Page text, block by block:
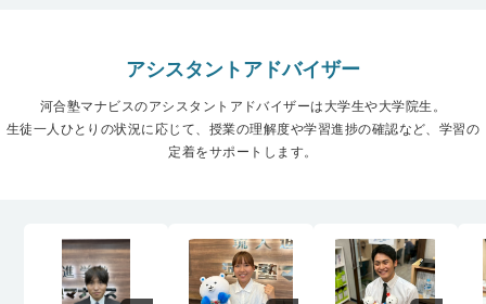
アシスタントアドバイザー
河合塾マナビスのアシスタントアドバイザーは大学生や大学院生。
生徒一人ひとりの状況に応じて、授業の理解度や学習進捗の確認など、学習の
定着をサポートします。